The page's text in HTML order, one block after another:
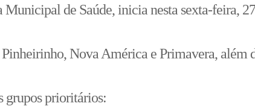
de Saúde, inicia nesta sexta-feira,
Pinheirinho, Nova América e Primavera,
grupos prioritários: